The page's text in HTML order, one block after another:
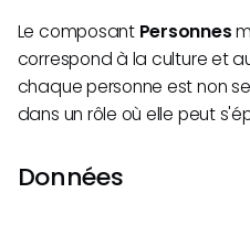
Le composant Personnes
correspond à la culture et
chaque personne est non
dans un rôle où elle peut
Données